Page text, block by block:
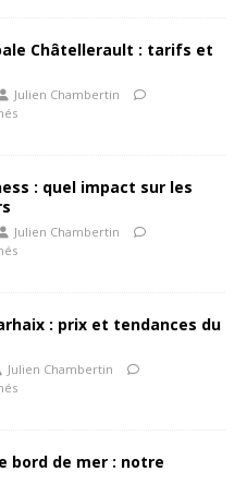
Châtellerault : tarifs et
Julien Chambertin
: quel impact sur les
Julien Chambertin
: prix et tendances du
Julien Chambertin
bord de mer : notre